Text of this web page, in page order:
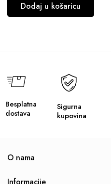
Dodaj u košaricu
Besplatna
dostava
Sigurna
kupovina
O nama